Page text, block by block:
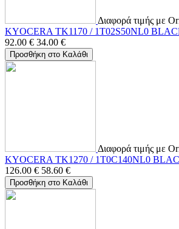
Διαφορά τιμής με
KYOCERA TK1170 / 1T02S50NL0
92.00 € 34.00 €
Προσθήκη στο Καλάθι
Διαφορά τιμής με
KYOCERA TK1270 / 1T0C140NL0
126.00 € 58.60 €
Προσθήκη στο Καλάθι